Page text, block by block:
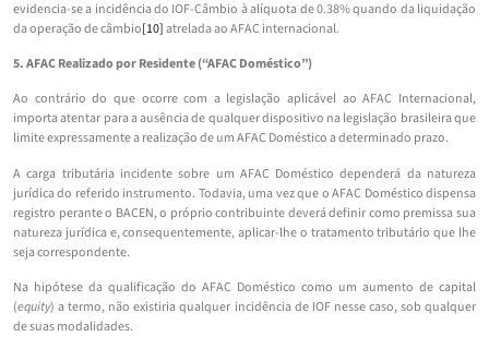
evidencia-se a incidência do IOF-Câmbio à alíquota de 0.38% quando da liquidação
da operação de câmbio[10]atrelada ao AFAC internacional.
5. AFAC Realizado por Residente (“AFAC Doméstico”)
Ao contrário do que ocorre com a legislação aplicável ao AFAC Internacional,
importa atentar para a ausência de qualquer dispositivo na legislação brasileira que
limite expressamente a realização de um AFAC Doméstico a determinado prazo.
A carga tributária incidente sobre um AFAC Doméstico dependerá da natureza
jurídica do referido instrumento. Todavia, uma vez que o AFAC Doméstico dispensa
registro perante o BACEN, o próprio contribuinte deverá definir como premissa sua
natureza jurídica e, consequentemente, aplicar-lhe o tratamento tributário que lhe
seja correspondente.
Na hipótese da qualificação do AFAC Doméstico como um aumento de capital
(equity) a termo, não existiria qualquer incidência de IOF nesse caso, sob qualquer
de suas modalidades.